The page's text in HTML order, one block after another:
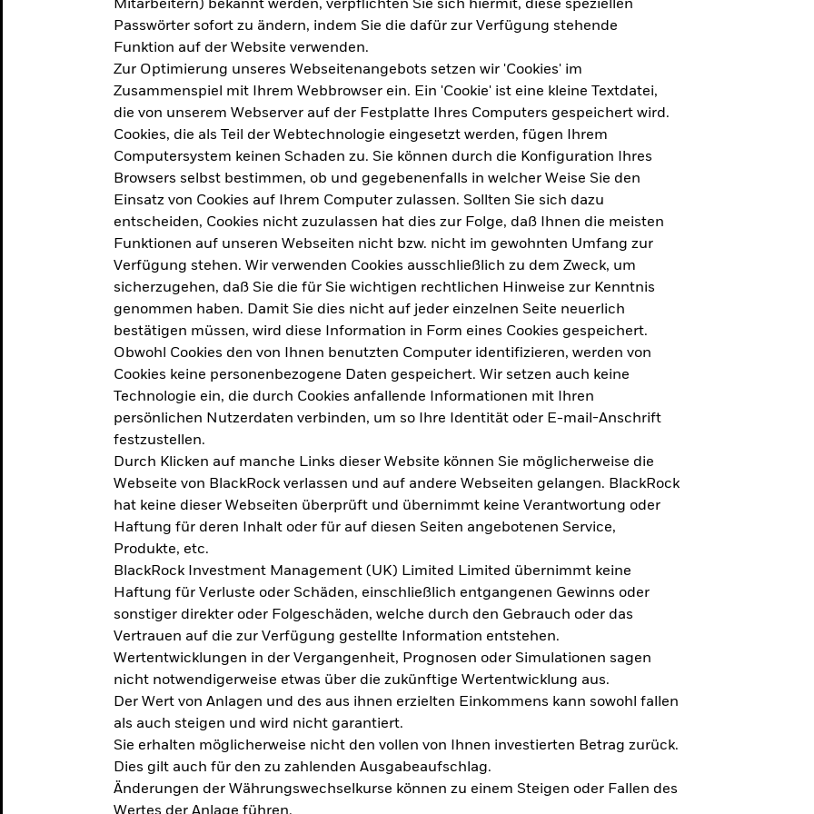
in
das am
verfolgt das
demografische und
Vorschläge, um das
Den Bericht für Deutschland herunterladen
Den Bericht für Europa herunterladen
Mitarbeitern) bekannt werden, verpflichten Sie sich hiermit, diese speziellen
Passwörter sofort zu ändern, indem Sie die dafür zur Verfügung stehende
Funktion auf der Website verwenden.
Zur Optimierung unseres Webseitenangebots setzen wir 'Cookies' im
Zusammenspiel mit Ihrem Webbrowser ein. Ein 'Cookie' ist eine kleine Textdatei,
die von unserem Webserver auf der Festplatte Ihres Computers gespeichert wird.
Cookies, die als Teil der Webtechnologie eingesetzt werden, fügen Ihrem
Computersystem keinen Schaden zu. Sie können durch die Konfiguration Ihres
Browsers selbst bestimmen, ob und gegebenenfalls in welcher Weise Sie den
Einsatz von Cookies auf Ihrem Computer zulassen. Sollten Sie sich dazu
entscheiden, Cookies nicht zuzulassen hat dies zur Folge, daß Ihnen die meisten
Funktionen auf unseren Webseiten nicht bzw. nicht im gewohnten Umfang zur
Verfügung stehen. Wir verwenden Cookies ausschließlich zu dem Zweck, um
sicherzugehen, daß Sie die für Sie wichtigen rechtlichen Hinweise zur Kenntnis
genommen haben. Damit Sie dies nicht auf jeder einzelnen Seite neuerlich
bestätigen müssen, wird diese Information in Form eines Cookies gespeichert.
Obwohl Cookies den von Ihnen benutzten Computer identifizieren, werden von
Cookies keine personenbezogene Daten gespeichert. Wir setzen auch keine
Technologie ein, die durch Cookies anfallende Informationen mit Ihren
persönlichen Nutzerdaten verbinden, um so Ihre Identität oder E-mail-Anschrift
festzustellen.
Durch Klicken auf manche Links dieser Website können Sie möglicherweise die
Webseite von BlackRock verlassen und auf andere Webseiten gelangen. BlackRock
hat keine dieser Webseiten überprüft und übernimmt keine Verantwortung oder
Haftung für deren Inhalt oder für auf diesen Seiten angebotenen Service,
Produkte, etc.
BlackRock Investment Management (UK) Limited Limited übernimmt keine
Haftung für Verluste oder Schäden, einschließlich entgangenen Gewinns oder
sonstiger direkter oder Folgeschäden, welche durch den Gebrauch oder das
Vertrauen auf die zur Verfügung gestellte Information entstehen.
Wertentwicklungen in der Vergangenheit, Prognosen oder Simulationen sagen
nicht notwendigerweise etwas über die zukünftige Wertentwicklung aus.
Der Wert von Anlagen und des aus ihnen erzielten Einkommens kann sowohl fallen
als auch steigen und wird nicht garantiert.
Sie erhalten möglicherweise nicht den vollen von Ihnen investierten Betrag zurück.
Dies gilt auch für den zu zahlenden Ausgabeaufschlag.
Änderungen der Währungswechselkurse können zu einem Steigen oder Fallen des